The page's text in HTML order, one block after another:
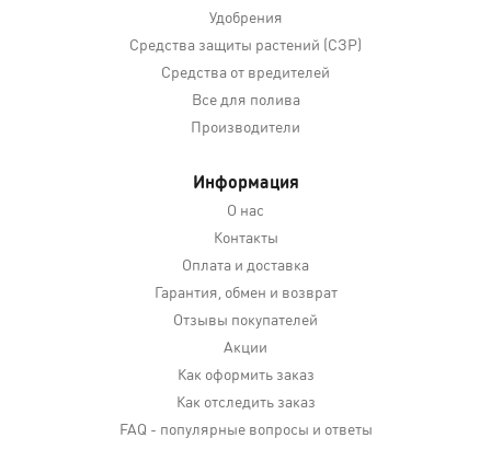
Удобрения
Средства защиты растений (СЗР)
Средства от вредителей
Все для полива
Производители
Информация
О нас
Контакты
Оплата и доставка
Гарантия, обмен и возврат
Отзывы покупателей
Акции
Как оформить заказ
Как отследить заказ
FAQ - популярные вопросы и ответы